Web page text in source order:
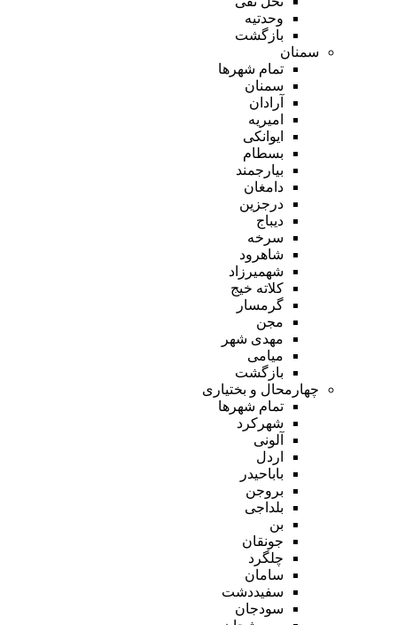
وحدتیه
بازگشت
سمنان
تمام شهر‌ها
سمنان
آرادان
امیریه
ایوانکی
بسطام
بیارجمند
دامغان
درجزین
دیباج
سرخه
شاهرود
شهمیرزاد
کلاته خیج
گرمسار
مجن
مهدی شهر
میامی
بازگشت
چهارمحال و بختیاری
تمام شهر‌ها
شهرکرد
آلونی
اردل
باباحیدر
بروجن
بلداجی
بن
جونقان
چلگرد
سامان
سفیددشت
سودجان